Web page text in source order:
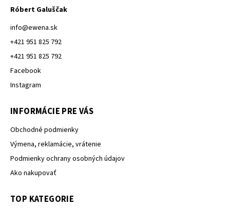
Róbert Galuščak
info@ewena.sk
+421 951 825 792
+421 951 825 792
Facebook
Instagram
INFORMÁCIE PRE VÁS
Obchodné podmienky
Výmena, reklamácie, vrátenie
Podmienky ochrany osobných údajov
Ako nakupovať
TOP KATEGORIE